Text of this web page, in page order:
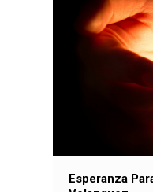
Esperanza